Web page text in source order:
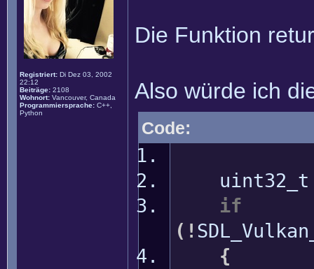
Registriert: Di Dez 03, 2002
22:12
Beiträge: 2108
Wohnort: Vancouver, Canada
Programmiersprache: C++,
Python
Die Funktion
Also würde ich
Code:
uint32_t
if
( !
{